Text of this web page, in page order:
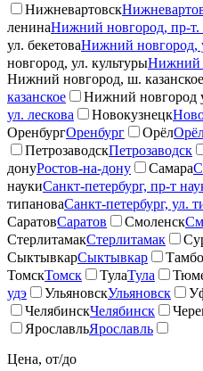
Нижневартовск
ленинаНижний новгород, пр-т.
ул. бекетоваНижний новгород,
новгород, ул. культурыНижний
Нижний новгород, ш. казанское
казанское
Нижний новгород
ул. лескова
Новокузнецк
ОренбургОренбург Орёл
ПетрозаводскПетрозаводск
донуРостов-на-дону Самара
наукиСанкт-петербург, пр-т
типановаСанкт-петербург, ул.
СаратовСаратов Смоленск
СтерлитамакСтерлитамак
СыктывкарСыктывкар
ТомскТомск ТулаТула
удэ
УльяновскУльяновск
ЧелябинскЧелябинск
ЯрославльЯрославль
Цена, от/до